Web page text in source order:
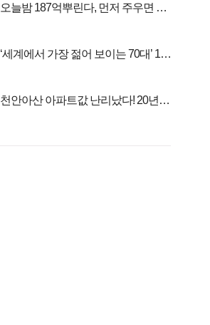
오늘밤 187억뿌린다, 먼저 주우면 최
‘세계에서 가장 젊어 보이는 70대’ 1위
천안아산 아파트값 난리났다! 20년